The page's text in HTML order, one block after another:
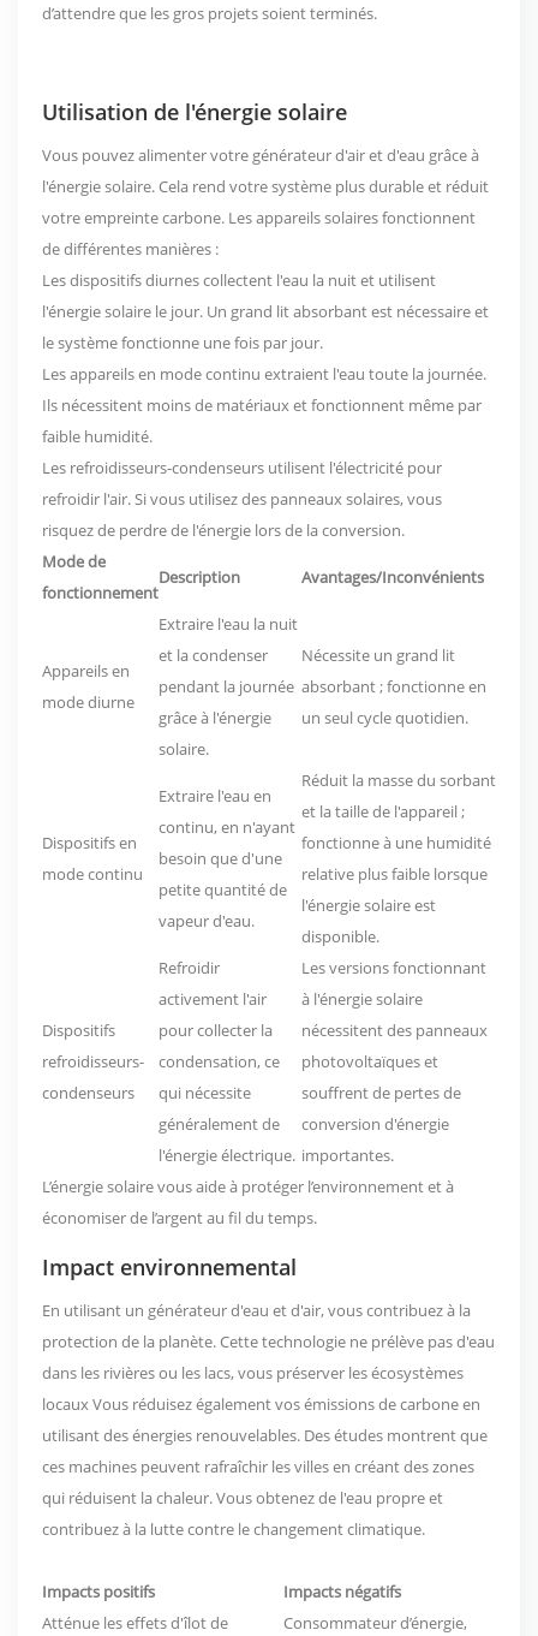
d’attendre que les gros projets soient terminés.
Utilisation de l'énergie solaire
Vous pouvez alimenter votre générateur d'air et d'eau grâce à
l'énergie solaire. Cela rend votre système plus durable et réduit
votre empreinte carbone. Les appareils solaires fonctionnent
de différentes manières :
Les dispositifs diurnes collectent l'eau la nuit et utilisent
l'énergie solaire le jour. Un grand lit absorbant est nécessaire et
le système fonctionne une fois par jour.
Les appareils en mode continu extraient l'eau toute la journée.
Ils nécessitent moins de matériaux et fonctionnent même par
faible humidité.
Les refroidisseurs-condenseurs utilisent l'électricité pour
refroidir l'air. Si vous utilisez des panneaux solaires, vous
risquez de perdre de l'énergie lors de la conversion.
Mode de
fonctionnement
Description Avantages/Inconvénients
Appareils en
mode diurne
Extraire l'eau la nuit
et la condenser
pendant la journée
grâce à l'énergie
solaire.
Nécessite un grand lit
absorbant ; fonctionne en
un seul cycle quotidien.
Dispositifs en
mode continu
Extraire l'eau en
continu, en n'ayant
besoin que d'une
petite quantité de
vapeur d'eau.
Réduit la masse du sorbant
et la taille de l'appareil ;
fonctionne à une humidité
relative plus faible lorsque
l'énergie solaire est
disponible.
Dispositifs
refroidisseurs-
condenseurs
Refroidir
activement l'air
pour collecter la
condensation, ce
qui nécessite
généralement de
l'énergie électrique.
Les versions fonctionnant
à l'énergie solaire
nécessitent des panneaux
photovoltaïques et
souffrent de pertes de
conversion d'énergie
importantes.
L’énergie solaire vous aide à protéger l’environnement et à
économiser de l’argent au fil du temps.
Impact environnemental
En utilisant un générateur d'eau et d'air, vous contribuez à la
protection de la planète. Cette technologie ne prélève pas d'eau
dans les rivières ou les lacs, vous préserver les écosystèmes
locauxVous réduisez également vos émissions de carbone en
utilisant des énergies renouvelables. Des études montrent que
ces machines peuvent rafraîchir les villes en créant des zones
qui réduisent la chaleur. Vous obtenez de l'eau propre et
contribuez à la lutte contre le changement climatique.
Impacts positifs
Impacts négatifs
Atténue les effets d'îlot de
Consommateur d’énergie,